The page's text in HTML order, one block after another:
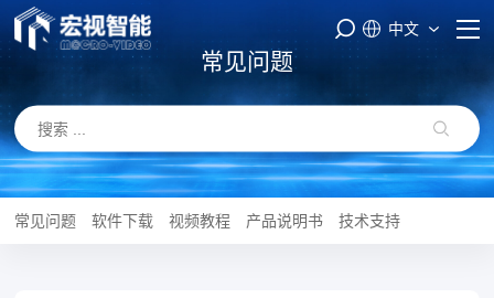
PASS云平台
产品与服务
中文
常见问题
常见问题 软件下载 视频教程 产品说明书 技术支持